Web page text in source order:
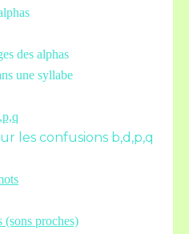
des alphas
une syllabe
les confusions b,d,p,q
(sons proches)